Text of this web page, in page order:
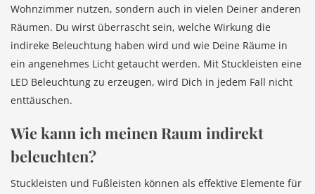
Wohnzimmer nutzen, sondern auch in vielen Deiner anderen
Räumen. Du wirst überrascht sein, welche Wirkung die
indireke Beleuchtung haben wird und wie Deine Räume in
ein angenehmes Licht getaucht werden. Mit Stuckleisten eine
LED Beleuchtung zu erzeugen, wird Dich in jedem Fall nicht
enttäuschen.
Wie kann ich meinen Raum indirekt
beleuchten?
Stuckleisten und Fußleisten können als effektive Elemente für